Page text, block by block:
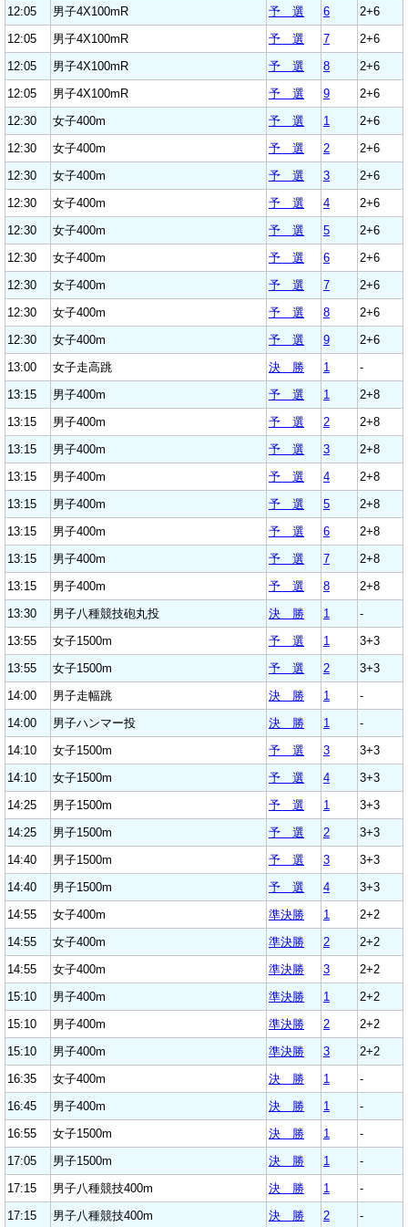
12:05
男子4X100mR 予 選 6
2+6
12:05
男子4X100mR 予 選 7
2+6
12:05
男子4X100mR 予 選 8
2+6
12:05
男子4X100mR 予 選 9
2+6
12:30
女子400m 予 選 1
2+6
12:30
女子400m 予 選 2
2+6
12:30
女子400m 予 選 3
2+6
12:30
女子400m 予 選 4
2+6
12:30
女子400m 予 選 5
2+6
12:30
女子400m 予 選 6
2+6
12:30
女子400m 予 選 7
2+6
12:30
女子400m 予 選 8
2+6
12:30
女子400m 予 選 9
2+6
13:00
女子走高跳 決 勝 1
-
13:15
男子400m 予 選 1
2+8
13:15
男子400m 予 選 2
2+8
13:15
男子400m 予 選 3
2+8
13:15
男子400m 予 選 4
2+8
13:15
男子400m 予 選 5
2+8
13:15
男子400m 予 選 6
2+8
13:15
男子400m 予 選 7
2+8
13:15
男子400m 予 選 8
2+8
13:30
男子八種競技砲丸投 決 勝 1
-
13:55
女子1500m 予 選 1
3+3
13:55
女子1500m 予 選 2
3+3
14:00
男子走幅跳 決 勝 1
-
14:00
男子ハンマー投 決 勝 1
-
14:10
女子1500m 予 選 3
3+3
14:10
女子1500m 予 選 4
3+3
14:25
男子1500m 予 選 1
3+3
14:25
男子1500m 予 選 2
3+3
14:40
男子1500m 予 選 3
3+3
14:40
男子1500m 予 選 4
3+3
14:55
女子400m 準決勝 1
2+2
14:55
女子400m 準決勝 2
2+2
14:55
女子400m 準決勝 3
2+2
15:10
男子400m 準決勝 1
2+2
15:10
男子400m 準決勝 2
2+2
15:10
男子400m 準決勝 3
2+2
16:35
女子400m 決 勝 1
-
16:45
男子400m 決 勝 1
-
16:55
女子1500m 決 勝 1
-
17:05
男子1500m 決 勝 1
-
17:15
男子八種競技400m 決 勝 1
-
17:15
男子八種競技400m 決 勝 2 -